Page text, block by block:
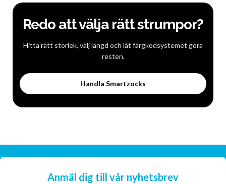
Redo att välja rätt strumpor?
Hitta rätt storlek, välj längd och låt färgkodsystemet göra
resten.
Handla Smartzocks
Anmäl dig till vår nyhetsbrev